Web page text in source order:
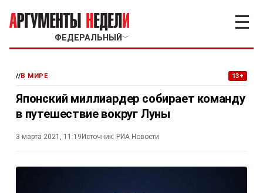
ФЕДЕРАЛЬНЫЙ ﹀
☰
//В МИРЕ 13+
Японский миллиардер собирает команду
в путешествие вокруг Луны
3 марта 2021, 11:19 Источник: РИА Новости